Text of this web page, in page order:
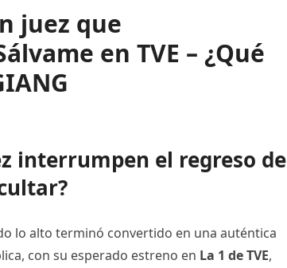
juez que
en TVE – ¿Qué
interrumpen el regreso de
lo alto terminó convertido en una auténtica
con su esperado estreno en La 1 de TVE,